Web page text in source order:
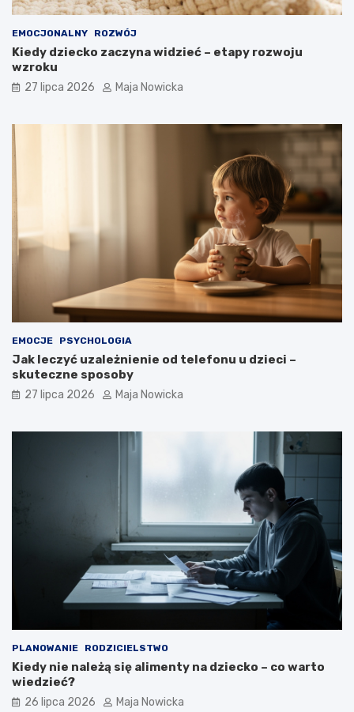
EMOCJONALNY ROZWÓJ
Kiedy dziecko zaczyna widzieć – etapy rozwoju
wzroku
27 lipca 2026 Maja Nowicka
EMOCJE PSYCHOLOGIA
Jak leczyć uzależnienie od telefonu u dzieci –
skuteczne sposoby
27 lipca 2026 Maja Nowicka
PLANOWANIE RODZICIELSTWO
Kiedy nie należą się alimenty na dziecko – co warto
wiedzieć?
26 lipca 2026 Maja Nowicka